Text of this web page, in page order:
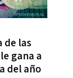
de las
gana a
del año